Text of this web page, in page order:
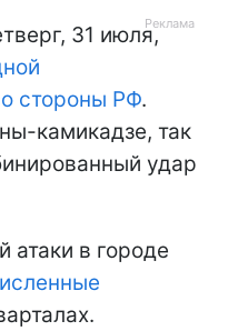
31 июля,
стороны РФ.
камикадзе, так
удар
атаки в городе